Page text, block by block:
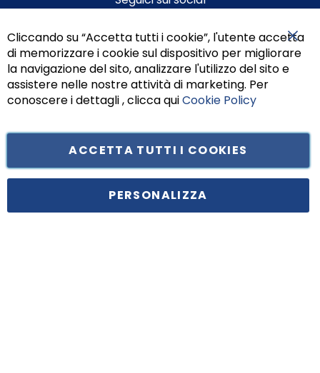
Principe di Piemonte 199, cap. 80026 Casoria (NA) - C.F. 05834470634 -
Cliccando su “Accetta tutti i cookie”, l'utente accetta
di memorizzare i cookie sul dispositivo per migliorare
la navigazione del sito, analizzare l'utilizzo del sito e
assistere nelle nostre attività di marketing. Per
conoscere i dettagli , clicca quiCookie Policy
ACCETTA TUTTI I COOKIES
PERSONALIZZA